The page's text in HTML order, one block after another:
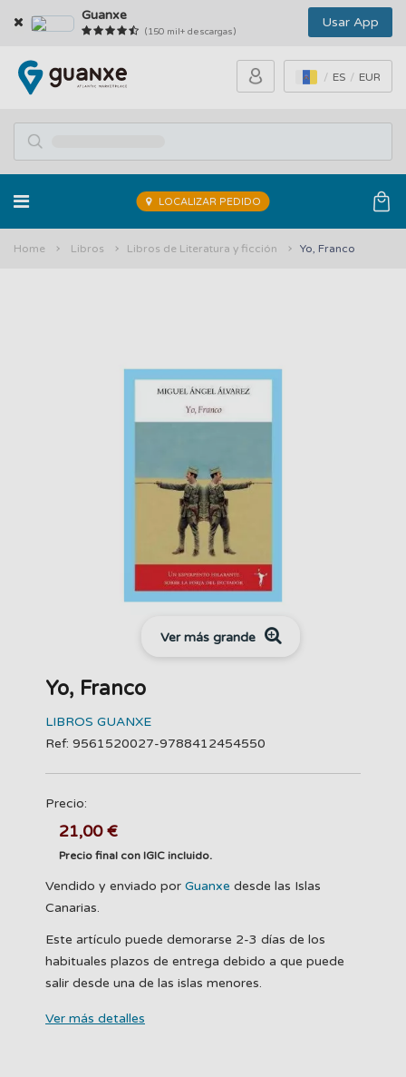
Guanxe
(150 mil+ descargas)
Usar App
ES EUR
LOCALIZAR PEDIDO
Home Libros Libros de Literatura y ficción Yo, Franco
Ver más grande
Yo, Franco
LIBROS GUANXE
Ref: 9561520027-9788412454550
Precio:
21,00 €
Precio final con IGIC incluido.
Vendido y enviado por Guanxe desde las Islas
Canarias.
Este artículo puede demorarse 2-3 días de los
habituales plazos de entrega debido a que puede
salir desde una de las islas menores.
Ver más detalles